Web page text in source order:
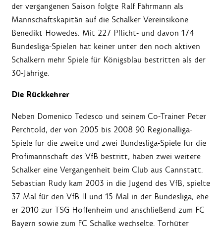
der vergangenen Saison folgte Ralf Fährmann als
Mannschaftskapitän auf die Schalker Vereinsikone
Benedikt Höwedes. Mit 227 Pflicht- und davon 174
Bundesliga-Spielen hat keiner unter den noch aktiven
Schalkern mehr Spiele für Königsblau bestritten als der
30-Jährige.
Die Rückkehrer
Neben Domenico Tedesco und seinem Co-Trainer Peter
Perchtold, der von 2005 bis 2008 90 Regionalliga-
Spiele für die zweite und zwei Bundesliga-Spiele für die
Profimannschaft des VfB bestritt, haben zwei weitere
Schalker eine Vergangenheit beim Club aus Cannstatt.
Sebastian Rudy kam 2003 in die Jugend des VfB, spielte
37 Mal für den VfB II und 15 Mal in der Bundesliga, ehe
er 2010 zur TSG Hoffenheim und anschließend zum FC
Bayern sowie zum FC Schalke wechselte. Torhüter